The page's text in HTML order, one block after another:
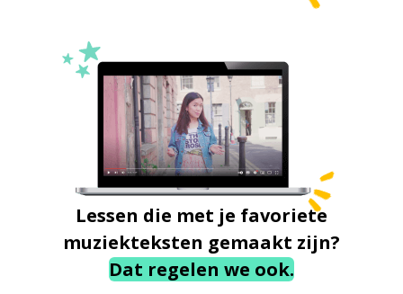
Lessen die met je favoriete
muziekteksten gemaakt zijn?
Dat regelen we ook.